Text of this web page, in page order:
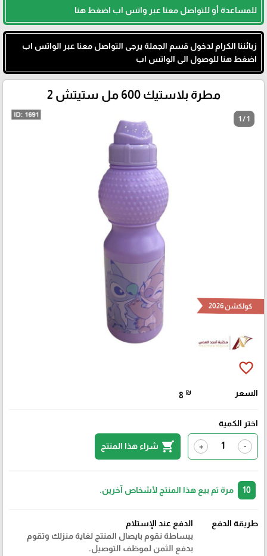
للمساعدة أو للتواصل معنا عبر واتس اب اضغط هنا
زبائننا الكرام لدخول قسم الجملة يرجى التواصل معنا عبر الواتس اب
اضغط هنا للوصول الى الواتس اب
مطرة بلاستيك 600 مل ستيتش 2
1 / 1
كولكشن 2026
favorite_border
السعر 8 ₪
اختر الكمية
-
+
shopping_cart شراء هذا المنتج
مرة تم بيع هذا المنتج لأشخاص آخرين.
طريقة الدفع
الدفع عند الإستلام
ببساطة نقوم بايصال المنتج لغاية منزلك وتقوم
بدفع الثمن لموظف التوصيل.